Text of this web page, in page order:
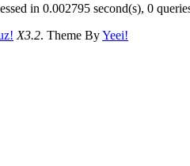
in 0.002795 second(s), 0
X3.2. Theme ByYeei!